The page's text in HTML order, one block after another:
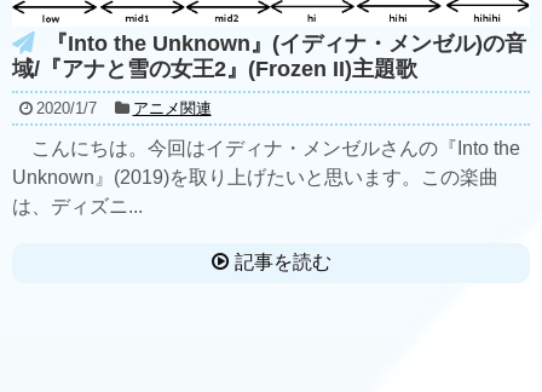
『Into the Unknown』(イディナ・メンゼル)の音
域/『アナと雪の女王2』(Frozen II)主題歌
2020/1/7 アニメ関連
こんにちは。今回はイディナ・メンゼルさんの『Into the
Unknown』(2019)を取り上げたいと思います。この楽曲
は、ディズニ...
記事を読む